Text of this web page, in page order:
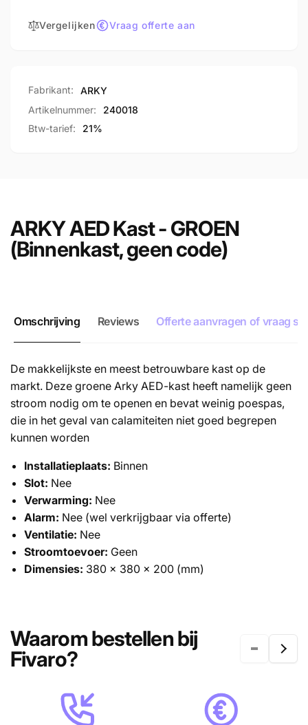
code)
geen
Vergelijken Vraag offerte aan
Fabrikant:
ARKY
Artikelnummer:
240018
Btw-tarief:
21%
ARKY AED Kast - GROEN
(Binnenkast, geen code)
Omschrijving Reviews Offerte aanvragen of vraag
De makkelijkste en meest betrouwbare kast op de
markt. Deze groene Arky AED-kast heeft namelijk geen
stroom nodig om te openen en bevat weinig poespas,
die in het geval van calamiteiten niet goed begrepen
kunnen worden
Installatieplaats: Binnen
Slot: Nee
Verwarming: Nee
Alarm: Nee (wel verkrijgbaar via offerte)
Ventilatie: Nee
Stroomtoevoer: Geen
Dimensies: 380 x 380 x 200 (mm)
Waarom bestellen bij
Fivaro?